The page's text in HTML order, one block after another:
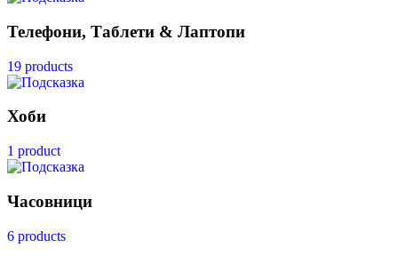
Телефони, Таблети & Лаптопи
19 products
Хоби
1 product
Часовници
6 products